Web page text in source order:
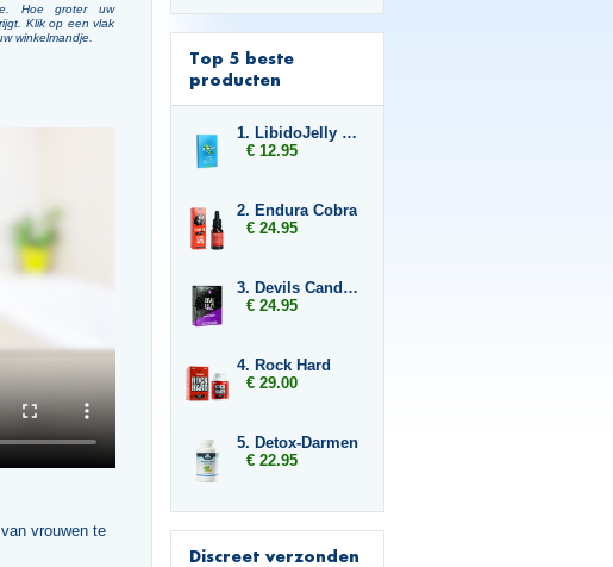
Hoe groter uw
Klik op een vlak
winkelmandje.
vrouwen te
Top 5 beste
producten
1. LibidoJelly 2-pack
€ 12.95
2. Endura Cobra
€ 24.95
3. Devils Candy Oral Jelly
€ 24.95
4. Rock Hard
€ 29.00
5. Detox-Darmen
€ 22.95
Discreet verzonden